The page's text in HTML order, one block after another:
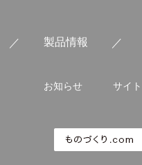
製品情報
お知らせ サイ